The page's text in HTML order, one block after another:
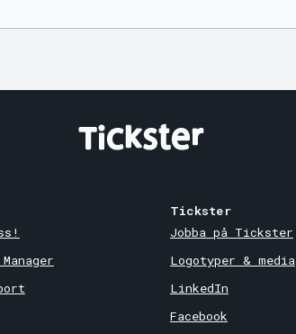
Tickster
Jobba på Tickster
Logotyper & media
LinkedIn
Facebook